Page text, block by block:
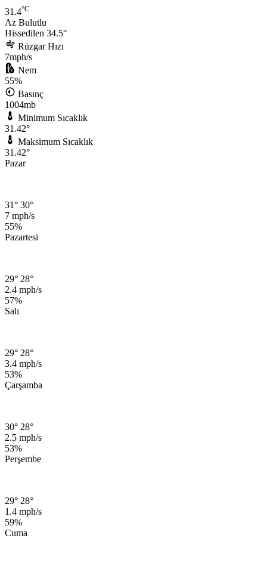
31.4°C
Az Bulutlu
Hissedilen 34.5°
Rüzgar Hızı
7mph/s
Nem
55%
Basınç
1004mb
Minimum Sıcaklık
31.42°
Maksimum Sıcaklık
31.42°
Pazar
31° 30°
7 mph/s
55%
Pazartesi
29° 28°
2.4 mph/s
57%
Salı
29° 28°
3.4 mph/s
53%
Çarşamba
30° 28°
2.5 mph/s
53%
Perşembe
29° 28°
1.4 mph/s
59%
Cuma